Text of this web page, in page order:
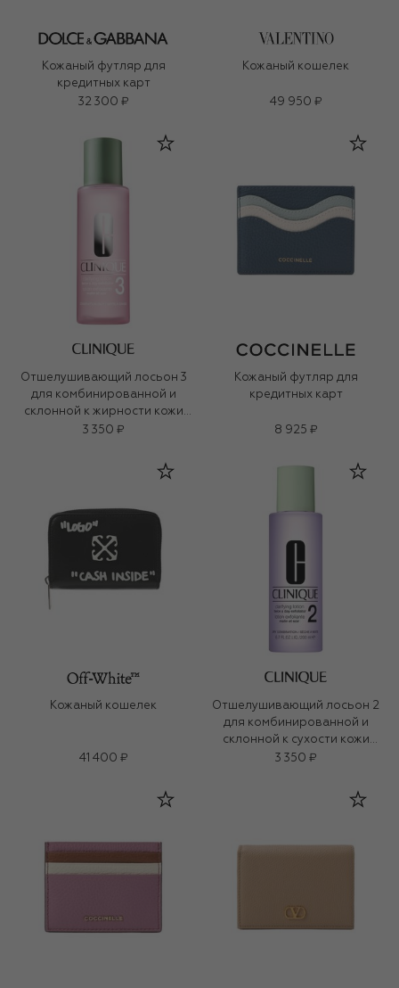
Кожаный футляр для
кредитных карт
32 300 ₽
Кожаный кошелек
49 950 ₽
Отшелушивающий лосьон 3
для комбинированной и
склонной к жирности кожи
Clarifying Lotion (200ml)
3 350 ₽
Кожаный футляр для
кредитных карт
8 925 ₽
Кожаный кошелек
41 400 ₽
Отшелушивающий лосьон 2
для комбинированной и
склонной к сухости кожи
Clarifying Lotion (200ml)
3 350 ₽